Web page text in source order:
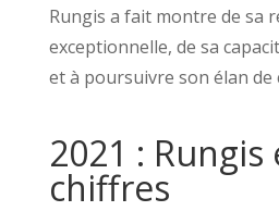
Rungis a fait montre de sa
exceptionnelle, de sa
et à poursuivre son élan de
2021 : Rungis
chiffres